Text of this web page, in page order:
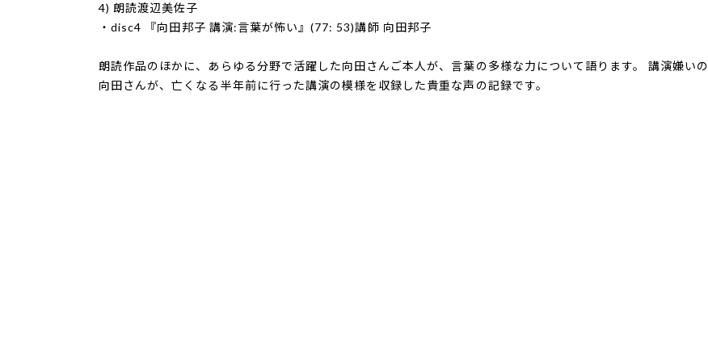
4) 朗読渡辺美佐子
・disc4 『向田邦子 講演:言葉が怖い』(77: 53)講師 向田邦子
朗読作品のほかに、あらゆる分野で活躍した向田さんご本人が、言葉の多様な力について語ります。 講演嫌いの
向田さんが、亡くなる半年前に行った講演の模様を収録した貴重な声の記録です。